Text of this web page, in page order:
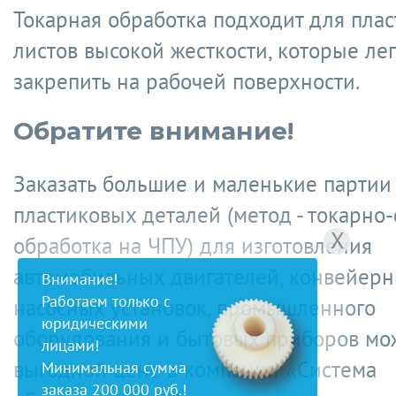
Токарная обработка подходит для
листов высокой жесткости, которые
закрепить на рабочей поверхности.
Обратите внимание!
Заказать большие и маленькие партии
пластиковых деталей (метод -
обработка на ЧПУ) для изготовления
автомобильных двигателей,
насосных установок, промышленного
оборудования и бытовых приборов
выгодной цене в компании «Система
X
Внимание!
Работаем только с
юридическими
лицами!
Минимальная сумма
заказа 200 000 руб.!